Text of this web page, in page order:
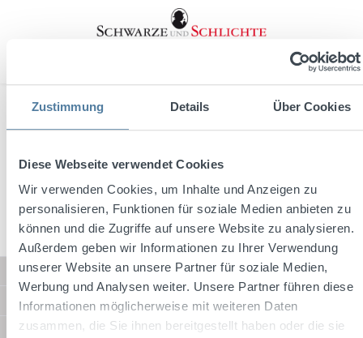
Zustimmung Details Über Cookies
Diese Webseite verwendet Cookies
Wir verwenden Cookies, um Inhalte und Anzeigen zu
personalisieren, Funktionen für soziale Medien anbieten zu
können und die Zugriffe auf unsere Website zu analysieren.
Außerdem geben wir Informationen zu Ihrer Verwendung
unserer Website an unsere Partner für soziale Medien,
Werbung und Analysen weiter. Unsere Partner führen diese
Informationen möglicherweise mit weiteren Daten
zusammen, die Sie ihnen bereitgestellt haben oder die sie
Service hotline
Shop Service
Information